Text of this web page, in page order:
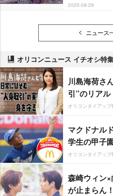
2025-08-29
ニュース
オリコンニュース イチオシ特
川島海荷さ
引”のリアル
オリコンタイアップ
マクドナル
学生の甲子
オリコンタイアップ
森崎ウィン
が止まらん！